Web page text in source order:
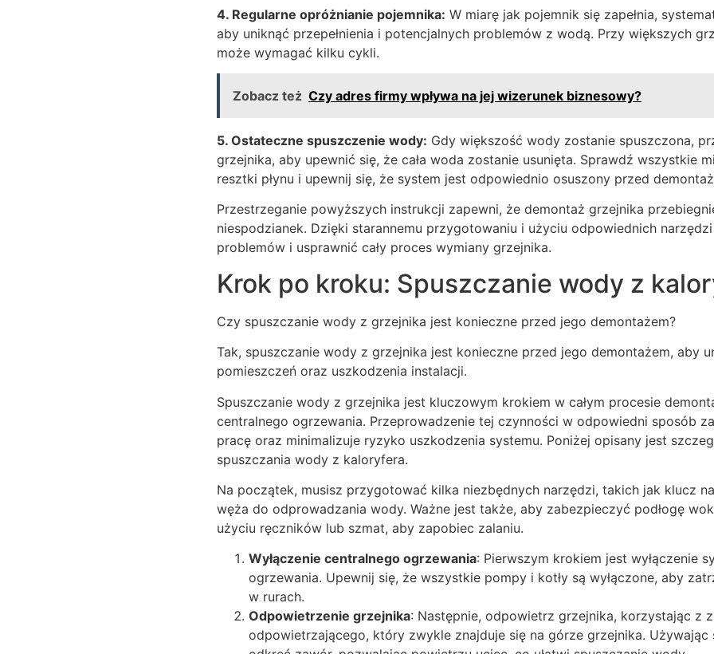
4. Regularne opróżnianie pojemnika: W miarę jak pojemnik się zapełnia,
aby uniknąć przepełnienia i potencjalnych problemów z wodą. Przy większych
może wymagać kilku cykli.
Zobacz też Czy adres firmy wpływa na jej wizerunek biznesowy?
5. Ostateczne spuszczenie wody: Gdy większość wody zostanie spuszczona,
grzejnika, aby upewnić się, że cała woda zostanie usunięta. Sprawdź wszystkie
resztki płynu i upewnij się, że system jest odpowiednio osuszony przed
Przestrzeganie powyższych instrukcji zapewni, że demontaż grzejnika
niespodzianek. Dzięki starannemu przygotowaniu i użyciu odpowiednich
problemów i usprawnić cały proces wymiany grzejnika.
Krok po kroku: Spuszczanie wody z
Czy spuszczanie wody z grzejnika jest konieczne przed jego demontażem?
Tak, spuszczanie wody z grzejnika jest konieczne przed jego demontażem, aby
pomieszczeń oraz uszkodzenia instalacji.
Spuszczanie wody z grzejnika jest kluczowym krokiem w całym procesie
centralnego ogrzewania. Przeprowadzenie tej czynności w odpowiedni sposób
pracę oraz minimalizuje ryzyko uszkodzenia systemu. Poniżej opisany jest
spuszczania wody z kaloryfera.
Na początek, musisz przygotować kilka niezbędnych narzędzi, takich jak klucz
węża do odprowadzania wody. Ważne jest także, aby zabezpieczyć podłogę
użyciu ręczników lub szmat, aby zapobiec zalaniu.
Wyłączenie centralnego ogrzewania: Pierwszym krokiem jest wyłączenie
ogrzewania. Upewnij się, że wszystkie pompy i kotły są wyłączone, aby
w rurach.
Odpowietrzenie grzejnika: Następnie, odpowietrz grzejnika, korzystając z
odpowietrzającego, który zwykle znajduje się na górze grzejnika. Używając